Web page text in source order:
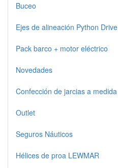
Buceo
Ejes de alineación Python Drive
Pack barco + motor eléctrico
Novedades
Confección de jarcias a medida
Outlet
Seguros Náuticos
Hélices de proa LEWMAR